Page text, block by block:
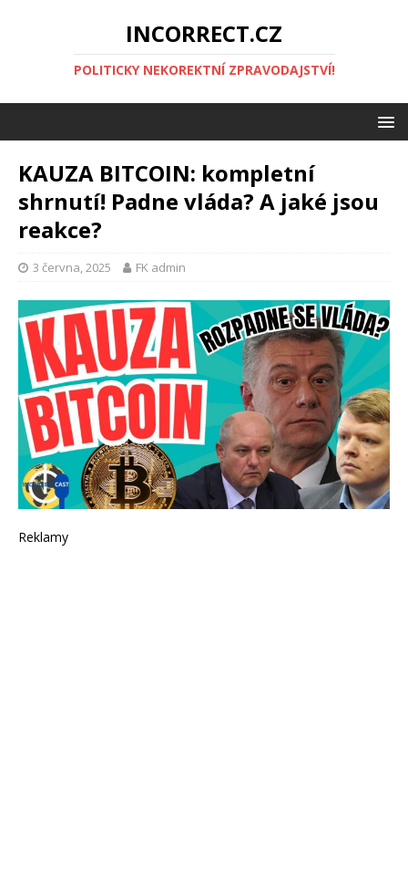
INCORRECT.CZ
POLITICKY NEKOREKTNÍ ZPRAVODAJSTVÍ!
KAUZA BITCOIN: kompletní
shrnutí! Padne vláda? A jaké jsou
reakce?
3 června, 2025 FK admin
Reklamy